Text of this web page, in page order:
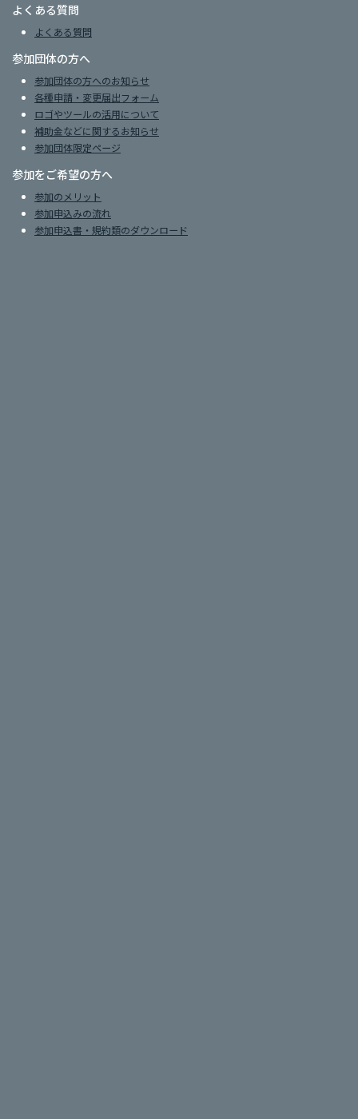
よくある質問
よくある質問
参加団体の方へ
参加団体の方へのお知らせ
各種申請・変更届出フォーム
ロゴやツールの活用について
補助金などに関するお知らせ
参加団体限定ページ
参加をご希望の方へ
参加のメリット
参加申込みの流れ
参加申込書・規約類のダウンロード